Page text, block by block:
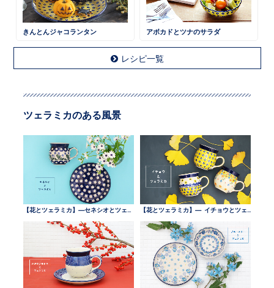
きんとんジャコランタン アボカドとツナのサラダ
レシピ一覧
ツェラミカのある風景